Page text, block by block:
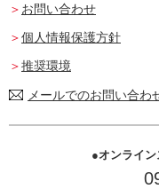
お問い合わせ
個人情報保護方針
推奨環境
メールでのお問い合わ
オンライ